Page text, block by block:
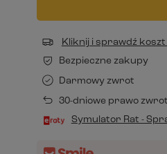
Kliknij i sprawdź
Bezpieczne zakupy
Darmowy zwrot
30-dniowe prawo
Symulator Rat -